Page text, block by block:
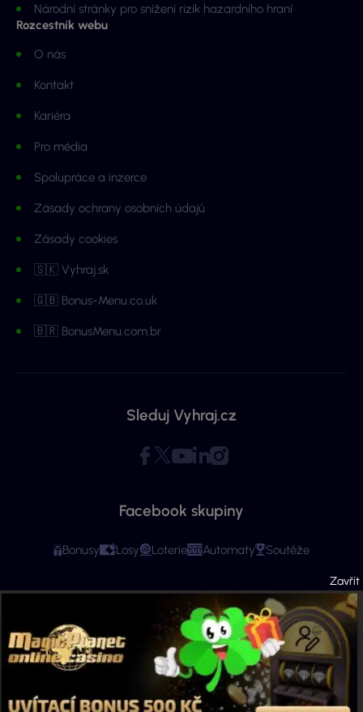
Národní stránky pro snížení rizik hazardního hraní
Rozcestník webu
O nás
Kontakt
Kariéra
Pro média
Spolupráce a inzerce
Zásady ochrany osobních údajů
Zásady cookies
🇸🇰 Vyhraj.sk
🇬🇧 Bonus-Menu.co.uk
🇧🇷 BonusMenu.com.br
Sleduj Vyhraj.cz
Facebook skupiny
Bonusy Losy Loterie Automaty Soutěže
Copyright © 2026 - Všechna práva vyhrazena. Vyhraj.cz | Ministerstvo financí
varuje: Účastí na hazardní hře může vzniknout závislost! Stránky mají čistě
informační charakter. Veškeré informace se týkají osob starších 18 let.
Provozovatelem webu je ExeMedia s.r.o. se sídlem Kurzova 2222/16, Stodůlky,
155 00 Praha 5 (IČO: 13992228, DIČ: CZ13992228) · Kontakt:info@vyhraj.cz